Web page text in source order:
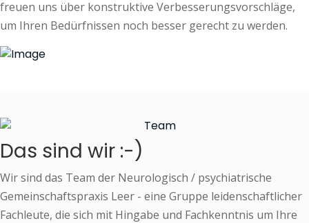
freuen uns über konstruktive Verbesserungsvorschläge,
um Ihren Bedürfnissen noch besser gerecht zu werden.
Das sind wir :-)
Wir sind das Team der Neurologisch / psychiatrische
Gemeinschaftspraxis Leer - eine Gruppe leidenschaftlicher
Fachleute, die sich mit Hingabe und Fachkenntnis um Ihre